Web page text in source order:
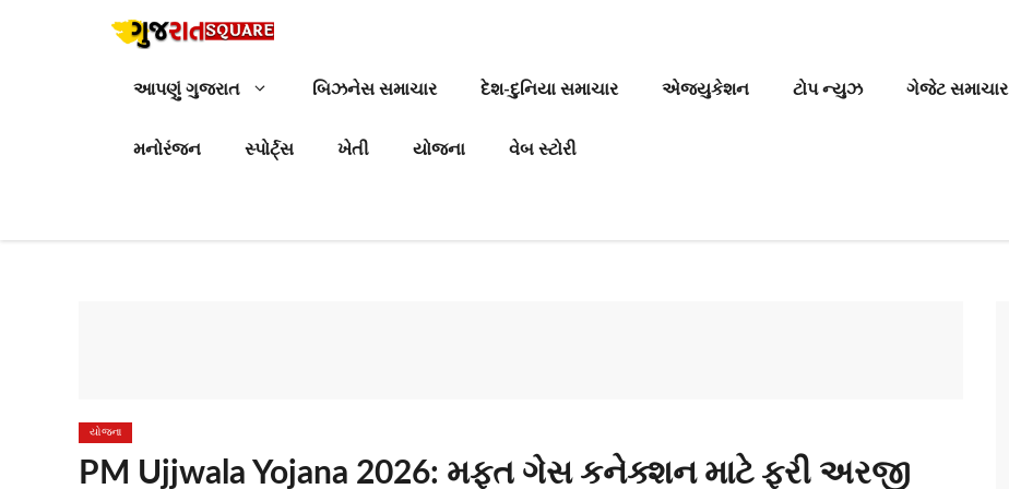
આપણું ગુજરાત બિઝનેસ સમાચાર દેશ-દુનિયા સમાચાર એજ્યુકેશન ટોપ ન્યુઝ ગેજેટ સમાચાર
મનોરંજન સ્પોર્ટ્સ ખેતી યોજના વેબ સ્ટોરી
યોજના
PM Ujjwala Yojana 2026: મફત ગેસ કનેક્શન માટે ફરી અરજી